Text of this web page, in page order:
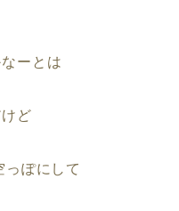
ーとは
ど
っぽにして